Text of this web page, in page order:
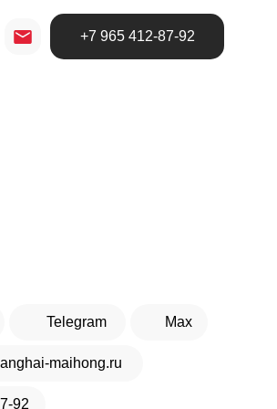
+7 965 412-87-92
Max
92
maihong.ru
Telegram